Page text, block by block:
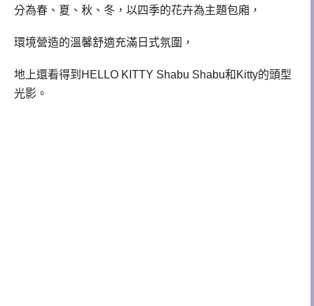
分為春、夏、秋、冬，以四季的花卉為主題包廂，
環境營造的溫馨舒適充滿日式氛圍，
地上還看得到HELLO KITTY Shabu Shabu和Kitty的頭型
光影。